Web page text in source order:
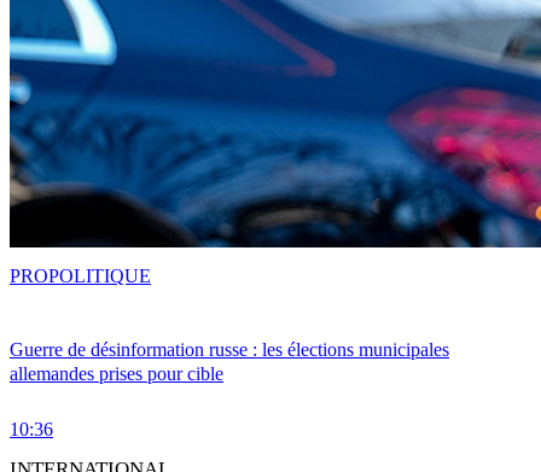
Guerre de désinformation russe : les élections municipales
allemandes prises pour cible
10:36
PROPOLITIQUE